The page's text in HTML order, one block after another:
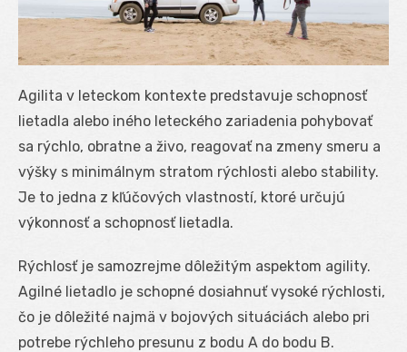
Agilita v leteckom kontexte predstavuje schopnosť
lietadla alebo iného leteckého zariadenia pohybovať
sa rýchlo, obratne a živo, reagovať na zmeny smeru a
výšky s minimálnym stratom rýchlosti alebo stability.
Je to jedna z kľúčových vlastností, ktoré určujú
výkonnosť a schopnosť lietadla.
Rýchlosť je samozrejme dôležitým aspektom agility.
Agilné lietadlo je schopné dosiahnuť vysoké rýchlosti,
čo je dôležité najmä v bojových situáciách alebo pri
potrebe rýchleho presunu z bodu A do bodu B.